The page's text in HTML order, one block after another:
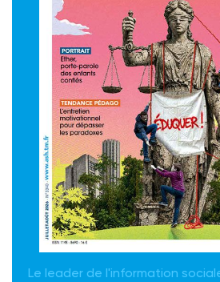
Le leader de l'information